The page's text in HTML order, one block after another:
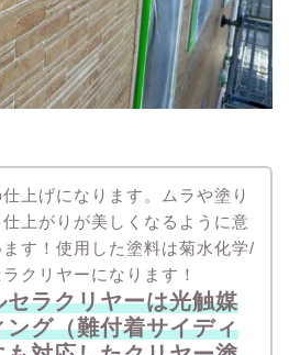
上げになります。ムラや塗り
上がりが美しくなるように意
す！使用した塗料は菊水化学/
クリヤーになります！
セラクリヤーは光触媒
ング（難付着サイディ